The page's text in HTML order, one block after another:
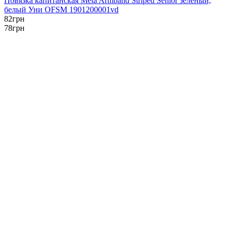
белый Уни OFSM 1901200001vd
82грн
78грн